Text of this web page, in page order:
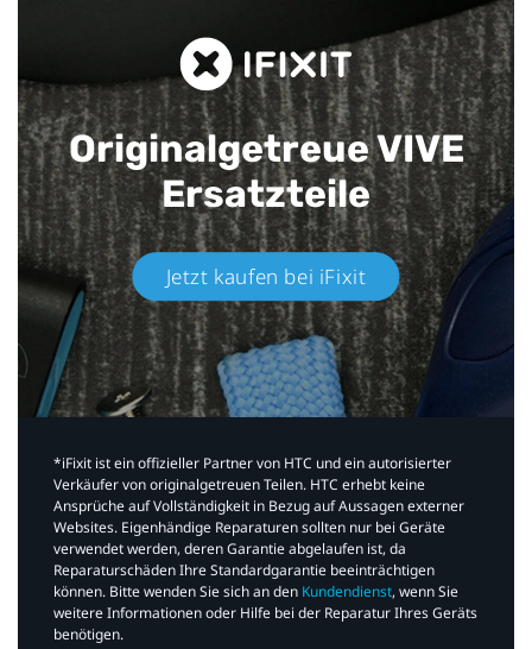
Originalgetreue VIVE
Ersatzteile
Jetzt kaufen bei iFixit​
*iFixit ist ein offizieller Partner von HTC und ein autorisierter
Verkäufer von originalgetreuen Teilen. HTC erhebt keine
Ansprüche auf Vollständigkeit in Bezug auf Aussagen externer
Websites. Eigenhändige Reparaturen sollten nur bei Geräte
verwendet werden, deren Garantie abgelaufen ist, da
Reparaturschäden Ihre Standardgarantie beeinträchtigen
können. Bitte wenden Sie sich an den Kundendienst, wenn Sie
weitere Informationen oder Hilfe bei der Reparatur Ihres Geräts
benötigen.​